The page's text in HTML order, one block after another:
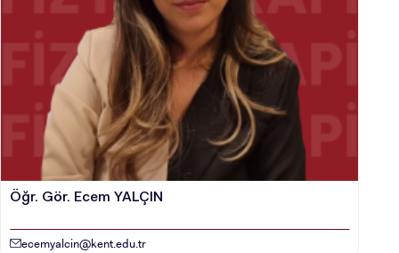
Öğr. Gör. Ecem YALÇIN
ecemyalcin@kent.edu.tr